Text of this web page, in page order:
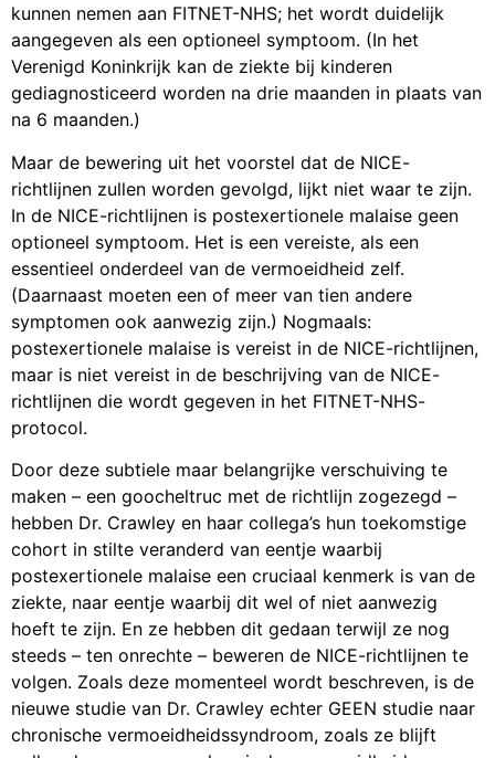
kunnen nemen aan FITNET-NHS; het wordt duidelijk
aangegeven als een optioneel symptoom. (In het
Verenigd Koninkrijk kan de ziekte bij kinderen
gediagnosticeerd worden na drie maanden in plaats van
na 6 maanden.)
Maar de bewering uit het voorstel dat de NICE-
richtlijnen zullen worden gevolgd, lijkt niet waar te zijn.
In de NICE-richtlijnen is postexertionele malaise geen
optioneel symptoom. Het is een vereiste, als een
essentieel onderdeel van de vermoeidheid zelf.
(Daarnaast moeten een of meer van tien andere
symptomen ook aanwezig zijn.) Nogmaals:
postexertionele malaise is vereist in de NICE-richtlijnen,
maar is niet vereist in de beschrijving van de NICE-
richtlijnen die wordt gegeven in het FITNET-NHS-
protocol.
Door deze subtiele maar belangrijke verschuiving te
maken – een goocheltruc met de richtlijn zogezegd –
hebben Dr. Crawley en haar collega’s hun toekomstige
cohort in stilte veranderd van eentje waarbij
postexertionele malaise een cruciaal kenmerk is van de
ziekte, naar eentje waarbij dit wel of niet aanwezig
hoeft te zijn. En ze hebben dit gedaan terwijl ze nog
steeds – ten onrechte – beweren de NICE-richtlijnen te
volgen. Zoals deze momenteel wordt beschreven, is de
nieuwe studie van Dr. Crawley echter GEEN studie naar
chronische vermoeidheidssyndroom, zoals ze blijft